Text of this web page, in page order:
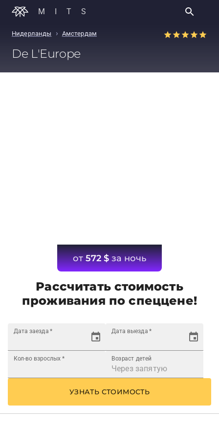
MITS
Нидерланды › Амстердам
De L'Europe
от572 $за ночь
Рассчитать стоимость
проживания по спеццене!
Дата заезда * Дата выезда *
Кол-во взрослых * Возраст детей
УЗНАТЬ СТОИМОСТЬ